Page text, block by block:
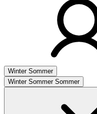
Winter Sommer
Winter Sommer Sommer